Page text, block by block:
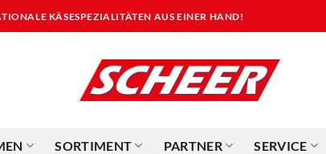
KÄSESPEZIALITÄTEN AUS EINER HAND!
SORTIMENT PARTNER SERVICE